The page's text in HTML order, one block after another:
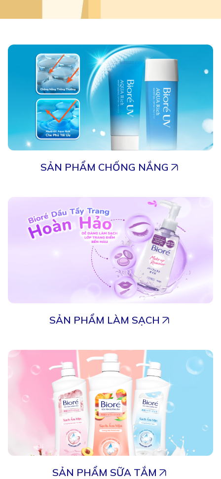
SẢN PHẨM CHỐNG NẮNG
SẢN PHẨM LÀM SẠCH
SẢN PHẨM SỮA TẮM